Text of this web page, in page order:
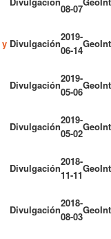
08-07
Divulgación
2019-
06-14
GeoInt
Divulgación
2019-
05-06
GeoInt
Divulgación
2019-
05-02
GeoInt
Divulgación
2018-
11-11
GeoInt
Divulgación
2018-
08-03
GeoInt